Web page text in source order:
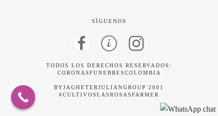
SÍGUENOS
TODOS LOS DERECHOS RESERVADOS:
CORONASFUNEBRESCOLOMBIA
BYJAGHETERJULIANGROUP 2001
#CULTIVOSLASROSASFARMER